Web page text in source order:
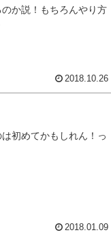
か説！もちろんやり方
2018.10.26
初めてかもしれん！っ
2018.01.09